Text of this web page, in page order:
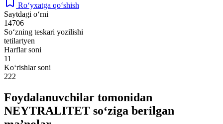
Ro‘yxatga qo‘shish
Saytdagi o‘rni
14706
So‘zning teskari yozilishi
tetilartyen
Harflar soni
11
Ko‘rishlar soni
222
Foydalanuvchilar tomonidan
NEYTRALITET so‘ziga berilgan